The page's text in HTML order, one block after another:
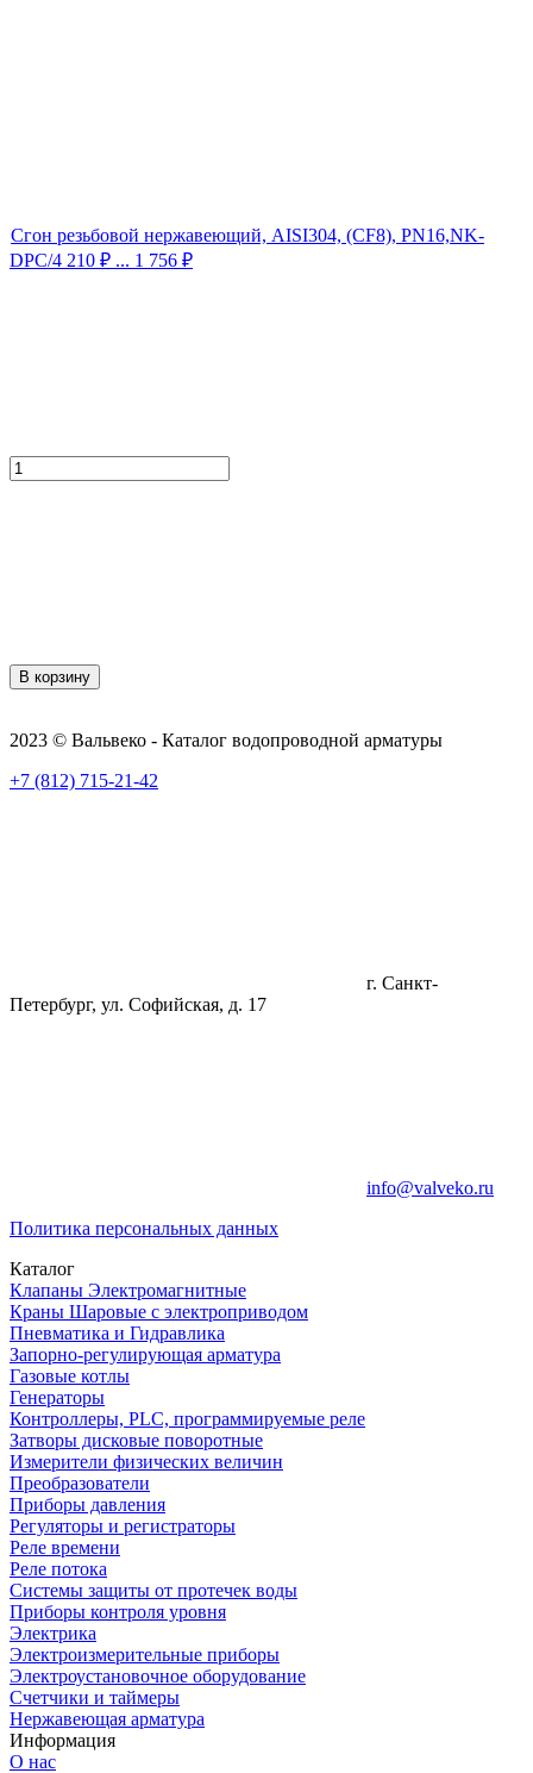
Сгон резьбовой нержавеющий, AISI304, (CF8), PN16,NK-
DPC/4 210 ₽ ... 1 756 ₽
В корзину
2023 © Вальвеко - Каталог водопроводной арматуры
+7 (812) 715-21-42
г. Санкт-
Петербург, ул. Софийская, д. 17
info@valveko.ru
Политика персональных данных
Каталог
Клапаны Электромагнитные
Краны Шаровые с электроприводом
Пневматика и Гидравлика
Запорно-регулирующая арматура
Газовые котлы
Генераторы
Контроллеры, PLС, программируемые реле
Затворы дисковые поворотные
Измерители физических величин
Преобразователи
Приборы давления
Регуляторы и регистраторы
Реле времени
Реле потока
Системы защиты от протечек воды
Приборы контроля уровня
Электрика
Электроизмерительные приборы
Электроустановочное оборудование
Счетчики и таймеры
Нержавеющая арматура
Информация
О нас